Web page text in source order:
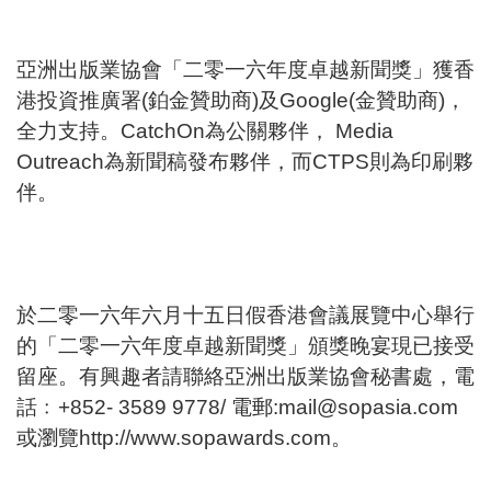
亞洲出版業協會「二零一六年度卓越新聞獎」獲香
港投資推廣署(鉑金贊助商)及Google(金贊助商)，
全力支持。CatchOn為公關夥伴， Media
Outreach為新聞稿發布夥伴，而CTPS則為印刷夥
伴。
於二零一六年六月十五日假香港會議展覽中心舉行
的「二零一六年度卓越新聞獎」頒獎晚宴現已接受
留座。有興趣者請聯絡亞洲出版業協會秘書處，電
話﹕+852- 3589 9778/ 電郵:mail@sopasia.com
或瀏覽http://www.sopawards.com。